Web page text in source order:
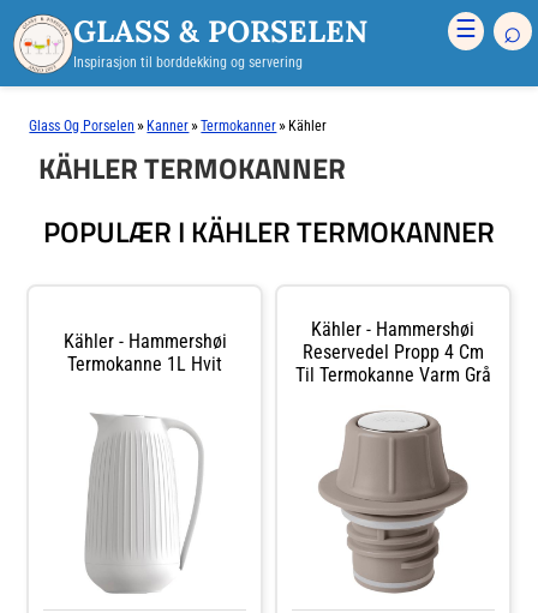
GLASS & PORSELEN
Inspirasjon til borddekking og servering
☰ ⌕
Glass Og Porselen » Kanner »Termokanner » Kähler
KÄHLER TERMOKANNER
POPULÆR I KÄHLER TERMOKANNER
Kähler - Hammershøi
Termokanne 1L Hvit
Kähler - Hammershøi
Reservedel Propp 4 Cm
Til Termokanne Varm Grå